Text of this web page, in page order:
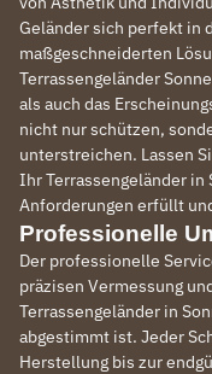
Geländer sich perfekt in
maßgeschneiderten
Terrassengeländer
als auch das
nicht nur schützen,
unterstreichen. Lassen
Ihr Terrassengeländer
Anforderungen erfüllt
Professionelle
Der professionelle
präzisen Vermessung
Terrassengeländer in
abgestimmt ist. Jeder
Herstellung bis zur